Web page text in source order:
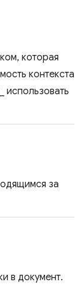
которая
контекста
использовать
за
в документ.